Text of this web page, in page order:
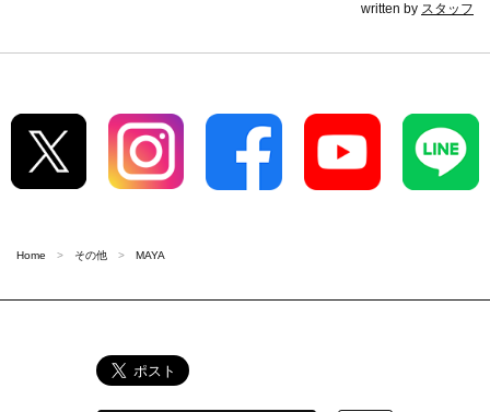
written by スタッフ
Home その他 MAYA